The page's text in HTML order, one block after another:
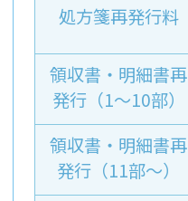
処方箋再発行料
領収書・明細書再
発行（1～10部）
領収書・明細書再
発行（11部～）